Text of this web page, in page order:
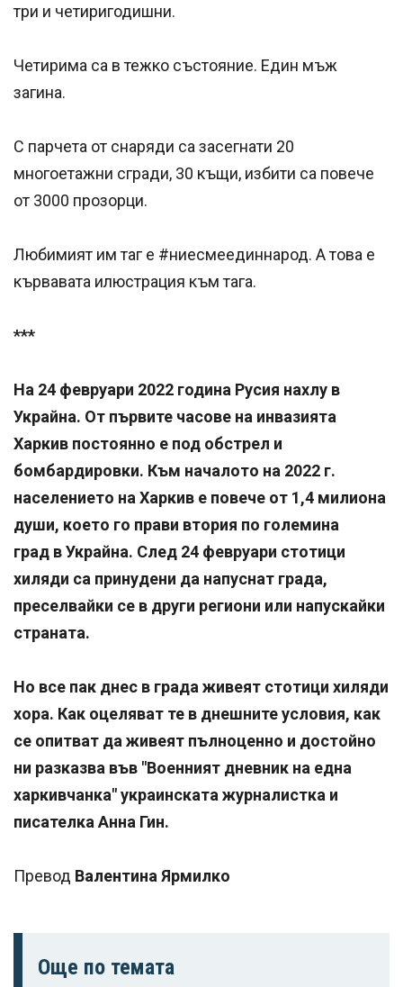
три и четиригодишни.
Четирима са в тежко състояние. Един мъж
загина.
С парчета от снаряди са засегнати 20
многоетажни сгради, 30 къщи, избити са повече
от 3000 прозорци.
Любимият им таг е #ниесмеединнарод. А това е
кървавата илюстрация към тага.
***
На 24 февруари 2022 година Русия нахлу в
Украйна. От първите часове на инвазията
Харкив постоянно е под обстрел и
бомбардировки. Към началото на 2022 г.
населението на Харкив е повече от 1,4 милиона
души, което го прави втория по големина
град в Украйна. След 24 февруари стотици
хиляди са принудени да напуснат града,
преселвайки се в други региони или напускайки
страната.
Но все пак днес в града живеят стотици хиляди
хора. Как оцеляват те в днешните условия, как
се опитват да живеят пълноценно и достойно
ни разказва във "Военният дневник на една
харкивчанка" украинската журналистка и
писателка Анна Гин.
Превод Валентина Ярмилко
Още по темата